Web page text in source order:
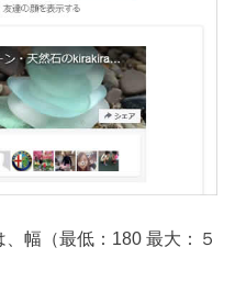
幅（最低：180 最大：５